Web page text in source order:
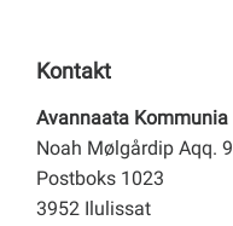
Kontakt
Avannaata Kommunia
Noah Mølgårdip Aqq. 9
Postboks 1023
3952 Ilulissat